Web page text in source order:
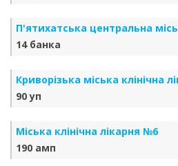
П'ятихатська центральна
14 банка
Криворізька міська клінічна
90 уп
Міська клінічна лікарня №6
190 амп